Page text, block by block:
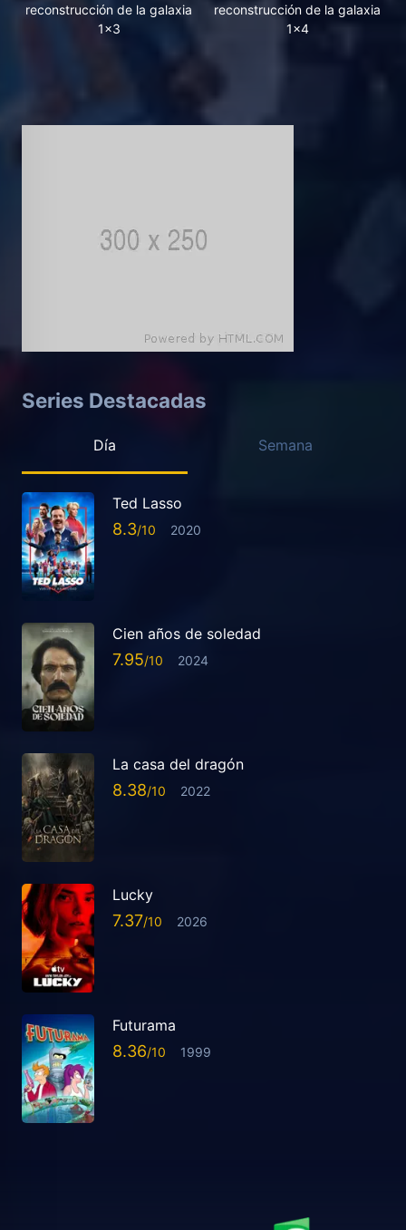
reconstrucción de la galaxia
1x3
reconstrucción de la galaxia
1x4
Series Destacadas
Día Semana
Ted Lasso
8.3 2020
Cien años de soledad
7.95 2024
La casa del dragón
8.38 2022
Lucky
7.37 2026
Futurama
8.36 1999